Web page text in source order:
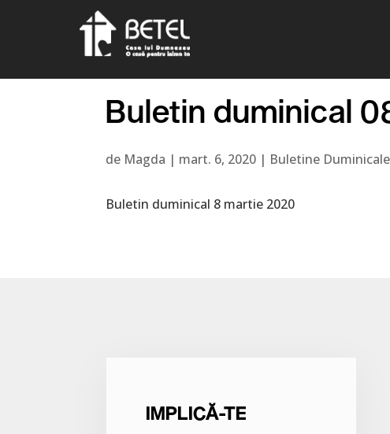
Buletin duminical
de Magda | mart. 6, 2020 | Buletine Duminicale
Buletin duminical 8 martie 2020
IMPLICĂ-TE